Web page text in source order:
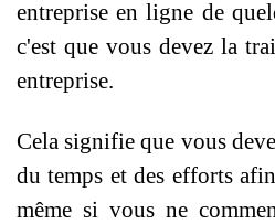
entreprise en ligne de
c'est que vous devez la
entreprise.
Cela signifie que vous
du temps et des efforts
même si vous ne